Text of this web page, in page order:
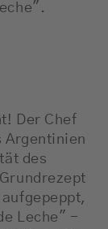
Der Chef
Argentinien
des
Leche" -